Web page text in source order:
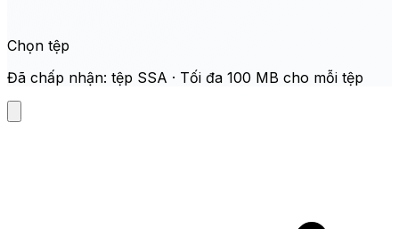
Chọn tệp
Đã chấp nhận: tệp SSA · Tối đa 100 MB cho mỗi tệp